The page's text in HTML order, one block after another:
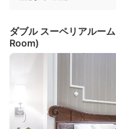
ダブル スーペリアルー
Room)